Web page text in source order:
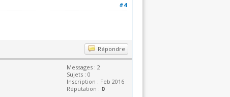
#4
Répondre
Messages : 2
Sujets : 0
Inscription : Feb 2016
Réputation : 0